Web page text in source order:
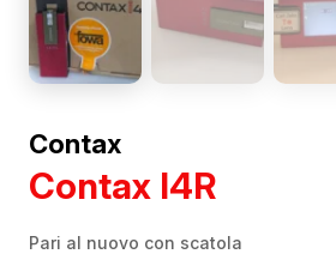
Contax
Contax I4R
Pari al nuovo con scatola